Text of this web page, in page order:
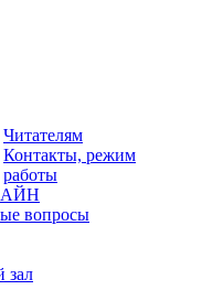
Читателям
Контакты, режим
работы
вопросы
зал